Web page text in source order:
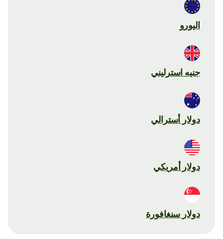
اليورو
جنيه استرليني
دولار أسترالي
دولار أمريكي
دولار سنغافورة